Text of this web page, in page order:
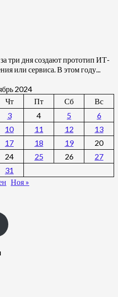
три дня создают прототип ИТ-
или сервиса. В этом году...
2024
Чт Пт Сб
Вс
3 4 5
6
10 11 12
13
17 18 19
20
24 25 26
27
31
Ноя »